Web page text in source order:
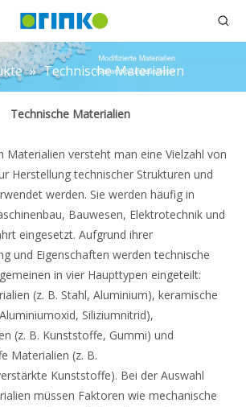
» Technische Materialien
Technische Materialien
Materialien versteht man eine Vielzahl von
Herstellung technischer Strukturen und
werden. Sie werden häufig in
Bauwesen, Elektrotechnik und
eingesetzt. Aufgrund ihrer
und Eigenschaften werden technische
in vier Haupttypen eingeteilt:
(z. B. Stahl, Aluminium), keramische
Siliziumnitrid),
(z. B. Kunststoffe, Gummi) und
Materialien (z. B.
Kunststoffe). Bei der Auswahl
müssen Faktoren wie mechanische